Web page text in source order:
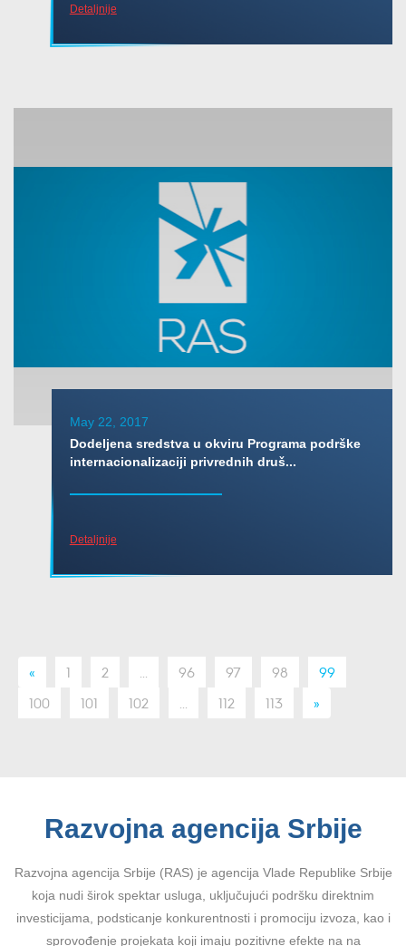
Detaljnije
May 22, 2017
Dodeljena sredstva u okviru Programa podrške
internacionalizaciji privrednih druš...
Detaljnije
« 1 2 96 97 98
99
100
101 102 112 113 »
Razvojna agencija Srbije
Razvojna agencija Srbije (RAS) je agencija Vlade Republike Srbije
koja nudi širok spektar usluga, uključujući podršku direktnim
investicijama, podsticanje konkurentnosti i promociju izvoza, kao i
sprovođenje projekata koji imaju pozitivne efekte na na